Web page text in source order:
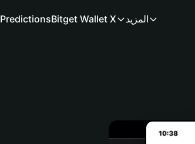
PredictionsBitget Wallet X المزيد